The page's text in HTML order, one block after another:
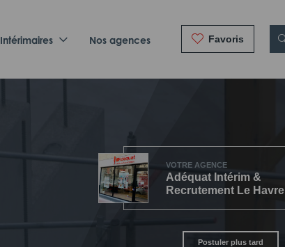
Intérimaires Nos agences Favoris
VOTRE AGENCE
Adéquat Intérim &
Recrutement Le Havre
Postuler plus tard